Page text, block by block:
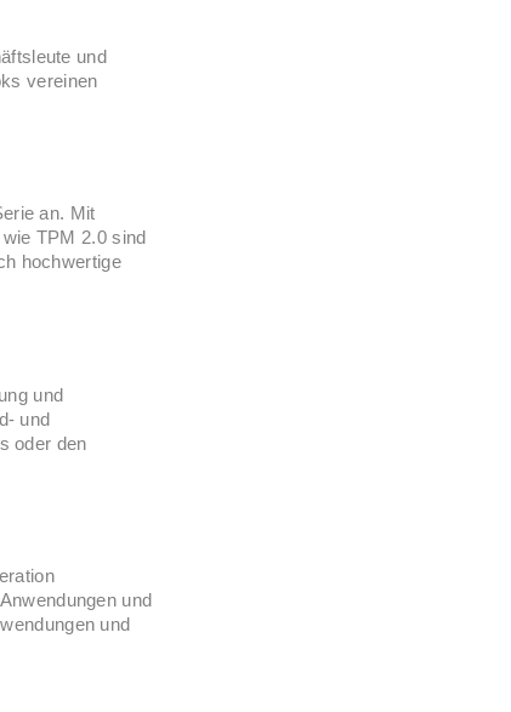
und
vereinen
an. Mit
TPM 2.0 sind
hochwertige
und
und
oder den
und
und